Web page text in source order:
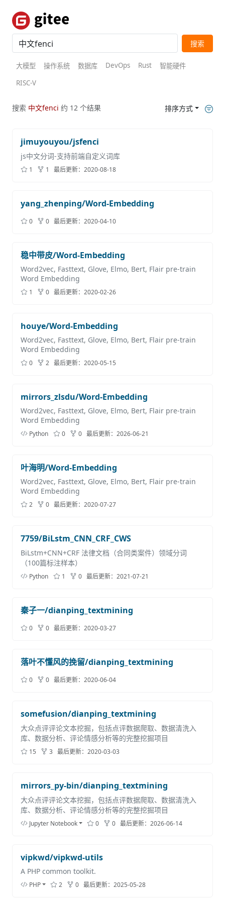
搜索
大模型 操作系统 数据库 DevOps Rust
智能硬件
RISC-V
排序方式
搜索 中文fenci 约 12 个结果
jimuyouyou/jsfenci
js中文分词-支持前端自定义词库
1 1 最后更新： 2020-08-18
yang_zhenping/Word-Embedding
0 0 最后更新： 2020-04-10
稳中带皮/Word-Embedding
Word2vec, Fasttext, Glove, Elmo, Bert, Flair pre-train
Word Embedding
1 0 最后更新： 2020-02-26
houye/Word-Embedding
Word2vec, Fasttext, Glove, Elmo, Bert, Flair pre-train
Word Embedding
0 2 最后更新： 2020-05-15
mirrors_zlsdu/Word-Embedding
Word2vec, Fasttext, Glove, Elmo, Bert, Flair pre-train
Word Embedding
Python 0 0 最后更新： 2026-06-21
叶海明/Word-Embedding
Word2vec, Fasttext, Glove, Elmo, Bert, Flair pre-train
Word Embedding
2 0 最后更新： 2020-07-27
7759/BiLstm_CNN_CRF_CWS
BiLstm+CNN+CRF 法律文档（合同类案件）领域分词
（100篇标注样本）
Python 1 0 最后更新： 2021-07-21
秦子一/dianping_textmining
0 0 最后更新： 2020-03-27
落叶不懂风的挽留/dianping_textmining
0 0 最后更新： 2020-06-04
somefusion/dianping_textmining
大众点评评论文本挖掘，包括点评数据爬取、数据清洗入
库、数据分析、评论情感分析等的完整挖掘项目
15 3 最后更新： 2020-03-03
mirrors_py-bin/dianping_textmining
大众点评评论文本挖掘，包括点评数据爬取、数据清洗入
库、数据分析、评论情感分析等的完整挖掘项目
Jupyter Notebook 0 0 最后更新：2026-06-14
vipkwd/vipkwd-utils
A PHP common toolkit.
PHP 2 0 最后更新：2025-05-28